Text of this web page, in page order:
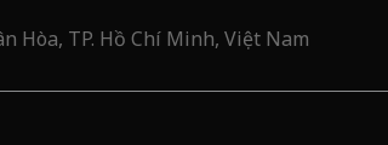
Hòa, TP. Hồ Chí Minh, Việt Nam